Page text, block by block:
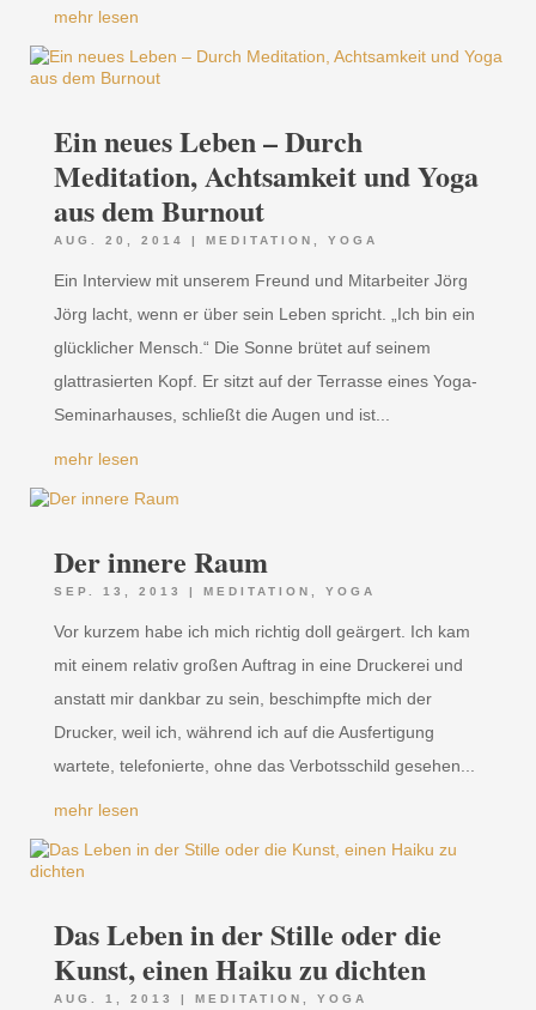
mehr lesen
Ein neues Leben – Durch
Meditation, Achtsamkeit und Yoga
aus dem Burnout
AUG. 20, 2014 | MEDITATION YOGA
Ein Interview mit unserem Freund und Mitarbeiter Jörg
Jörg lacht, wenn er über sein Leben spricht. „Ich bin ein
glücklicher Mensch.“ Die Sonne brütet auf seinem
glattrasierten Kopf. Er sitzt auf der Terrasse eines Yoga-
Seminarhauses, schließt die Augen und ist...
mehr lesen
Der innere Raum
SEP. 13, 2013 | MEDITATION YOGA
Vor kurzem habe ich mich richtig doll geärgert. Ich kam
mit einem relativ großen Auftrag in eine Druckerei und
anstatt mir dankbar zu sein, beschimpfte mich der
Drucker, weil ich, während ich auf die Ausfertigung
wartete, telefonierte, ohne das Verbotsschild gesehen...
mehr lesen
Das Leben in der Stille oder die
Kunst, einen Haiku zu dichten
AUG. 1, 2013 | MEDITATION YOGA